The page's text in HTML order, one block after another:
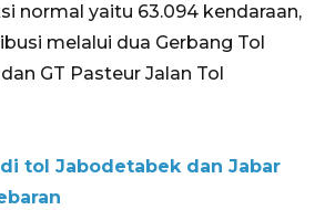
normal yaitu 63.094 kendaraan,
melalui dua Gerbang Tol
GT Pasteur Jalan Tol
tol Jabodetabek dan Jabar